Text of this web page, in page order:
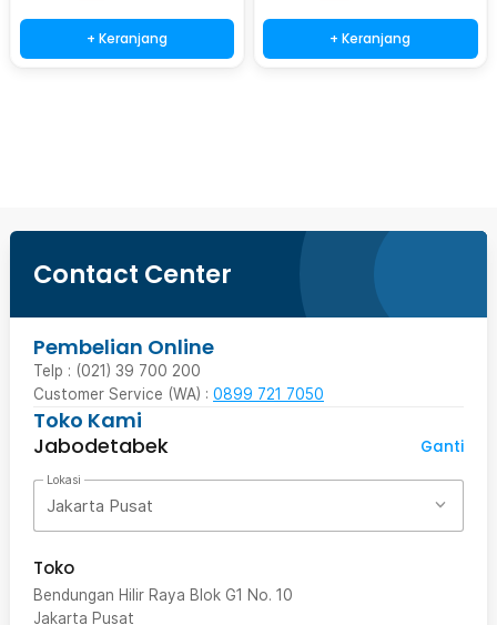
+ Keranjang + Keranjang
Contact Center
Pembelian Online
Telp : (021) 39 700 200
Customer Service (WA) : 0899 721 7050
Toko Kami
Jabodetabek
Ganti
Lokasi
Jakarta Pusat
Toko
Bendungan Hilir Raya Blok G1 No. 10
Jakarta Pusat